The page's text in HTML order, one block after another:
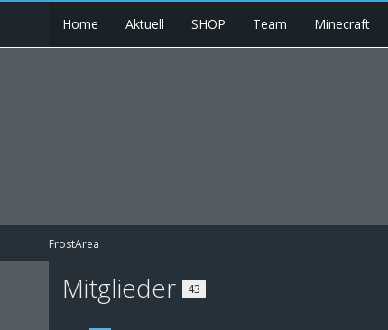
Home Aktuell SHOP Team Minecraft
FrostArea
Mitglieder 43